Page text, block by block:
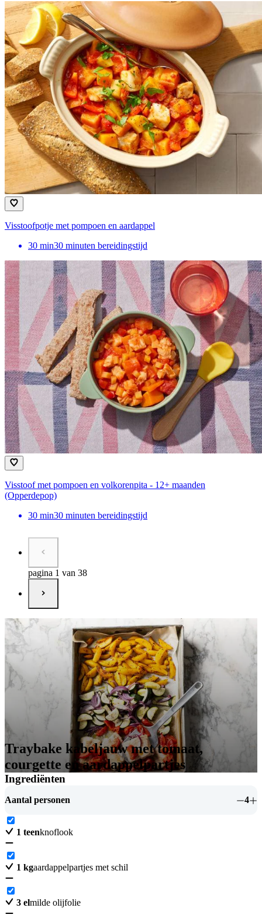
Visstoofpotje met pompoen en aardappel
30 min30 minuten bereidingstijd
Visstoof met pompoen en volkorenpita - 12+ maanden
(Opperdepop)
30 min30 minuten bereidingstijd
pagina 1 van 38
Traybake kabeljauw met tomaat,
courgette en aardappelpartjes
Ingrediënten
Aantal personen 4
1 teenknoflook
1 kgaardappelpartjes met schil
3 elmilde olijfolie